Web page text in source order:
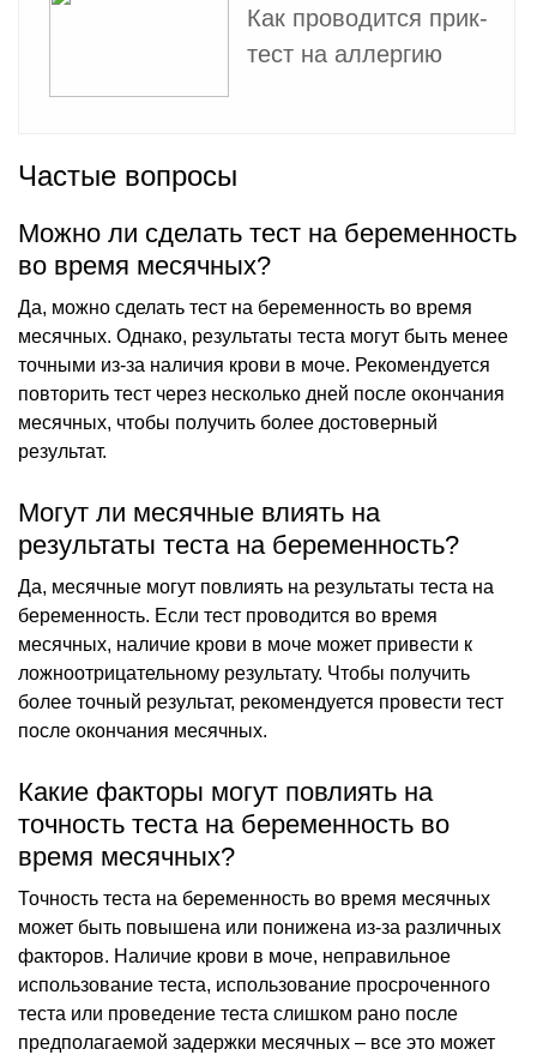
Как проводится прик-
тест на аллергию
Частые вопросы
Можно ли сделать тест на беременность
во время месячных?
Да, можно сделать тест на беременность во время
месячных. Однако, результаты теста могут быть менее
точными из-за наличия крови в моче. Рекомендуется
повторить тест через несколько дней после окончания
месячных, чтобы получить более достоверный
результат.
Могут ли месячные влиять на
результаты теста на беременность?
Да, месячные могут повлиять на результаты теста на
беременность. Если тест проводится во время
месячных, наличие крови в моче может привести к
ложноотрицательному результату. Чтобы получить
более точный результат, рекомендуется провести тест
после окончания месячных.
Какие факторы могут повлиять на
точность теста на беременность во
время месячных?
Точность теста на беременность во время месячных
может быть повышена или понижена из-за различных
факторов. Наличие крови в моче, неправильное
использование теста, использование просроченного
теста или проведение теста слишком рано после
предполагаемой задержки месячных – все это может